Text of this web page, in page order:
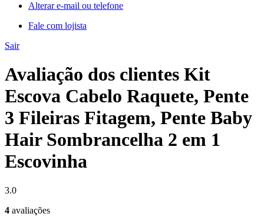
Alterar e-mail ou telefone
Fale com lojista
Sair
Avaliação dos clientes Kit
Escova Cabelo Raquete, Pente
3 Fileiras Fitagem, Pente Baby
Hair Sombrancelha 2 em 1
Escovinha
3.0
4 avaliações